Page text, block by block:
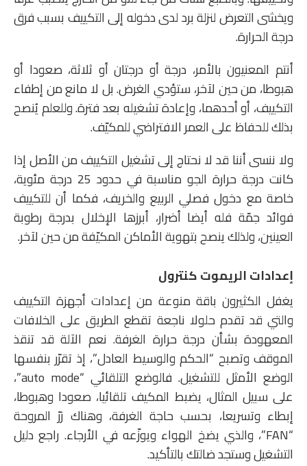
ويخشى التعرض لنزلة برد لدى دخوله إلى التكييف بسبب فرق
درجة الحرارة.
أنتم المعنيون بالأمر، درجة أو درجتان أو ثلاثة، صعودا أو
هبوطا، من حين لآخر، ستؤدي الغرض. بل لا مانع من إطفاء
التكييف، أو أحدهما، وإعادة تشغيله بعد فترة. وللعلم يُنصح
بذلك للحفاظ على العمر الافتراضي للمكيّف.
ولا ننسى أننا قد لا نحتاج إلى تشغيل التكييف من الأصل إذا
كانت درجة حرارة الجو مناسبة في حدود 25 درجة مئوية،
خاصة مع دخول فصلي الربيع والخريف، فكما أن للتكييف
فوائد جمّة فله أيضا أضرار، أبرزها الإخلال بدرجة رطوبة
العينين، ولذلك ينصح بتهوية الأماكن المكيّفة من حين لآخر.
إعدادات الريموت كنترول
يغفل الكثيرون باقة منوعة من إعدادات أجهزة التكييف
والتي قد تقدم حلولا ناجعة تقطع الطريق على الخلافات
المعهودة بشأن درجة حرارة الغرفة. نعم الآلة قد تنقذ
الموقف وتصبح “الحكم والوسيط العادل”، إذ تقرّر بنفسها
الوضع الأمثل للتشغيل. فالوضع التلقائي “auto mode”،
على سبيل المثال، يضبط المكيف تلقائيا، صعودا وهبوطا،
إبطاء وتسريعا، بحسب حاجة الغرفة، وهناك زرّ المروحة
“FAN”، والذي يضخ الهواء ويوزّعه في الأرجاء. راجع دليل
التشغيل وستجد ضالتك بالتأكيد.